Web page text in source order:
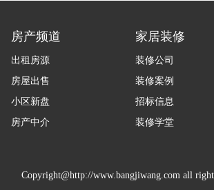
房产频道
出租房源
房屋出售
小区新盘
房产中介
家居装修
装修公司
装修案例
招标信息
装修学堂
Copyright@http://www.bangjiwang.com all